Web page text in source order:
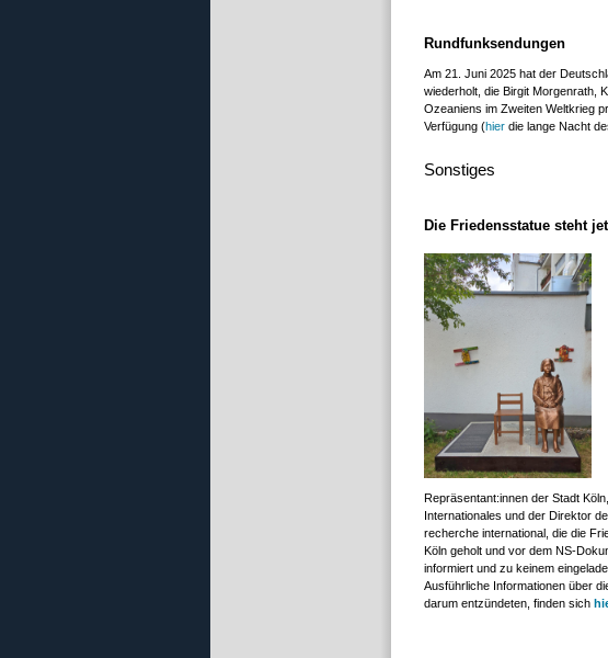
Rundfunksendungen
Am 21. Juni 2025 hat der
wiederholt, die Birgit Morgenrath,
Ozeaniens im Zweiten Weltkrieg
Verfügung (hier die lange Nacht
Sonstiges
Die Friedensstatue steht
Repräsentant:innen der Stadt
Internationales und der Direktor
recherche international, die die
Köln geholt und vor dem NS-
informiert und zu keinem
Ausführliche Informationen über
darum entzündeten, finden sich